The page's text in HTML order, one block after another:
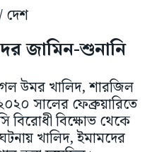
দেশ
জামিন-শুনানি
উমর খালিদ, শারজিল
সালের ফেব্রুয়ারিতে
বিক্ষোভ থেকে
খালিদ, ইমামদের